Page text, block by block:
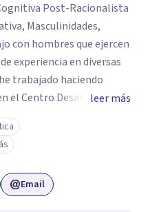
Post-Racionalista
Masculinidades,
con hombres que ejercen
trabajado haciendo
el Centro Desafío de
coordinando el
hombre que ejercen
y siendo docente en
cátedras de
Psicológicos y
leer más
Email